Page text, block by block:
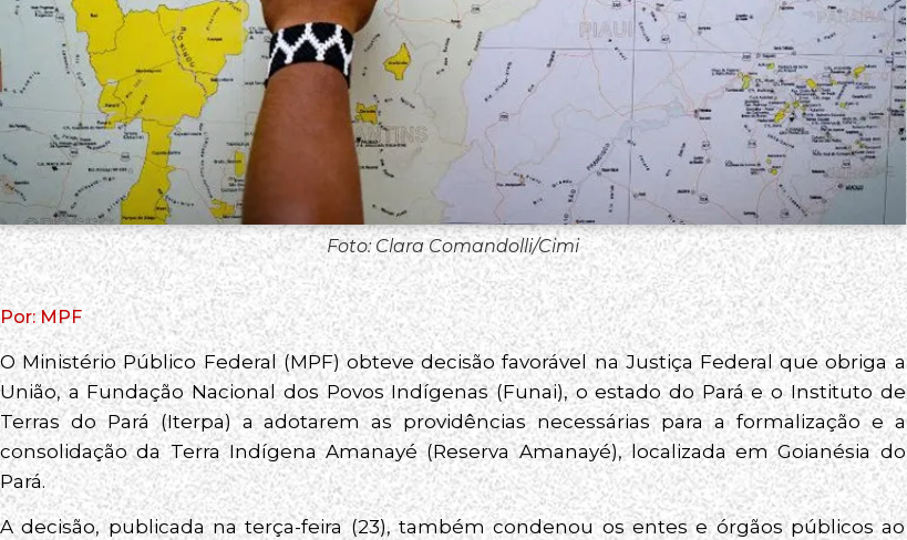
Foto: Clara Comandolli/Cimi
Por: MPF
O Ministério Público Federal (MPF) obteve decisão favorável na Justiça Federal que obriga a
União, a Fundação Nacional dos Povos Indígenas (Funai), o estado do Pará e o Instituto de
Terras do Pará (Iterpa) a adotarem as providências necessárias para a formalização e a
consolidação da Terra Indígena Amanayé (Reserva Amanayé), localizada em Goianésia do
Pará.
A decisão, publicada na terça-feira (23), também condenou os entes e órgãos públicos ao